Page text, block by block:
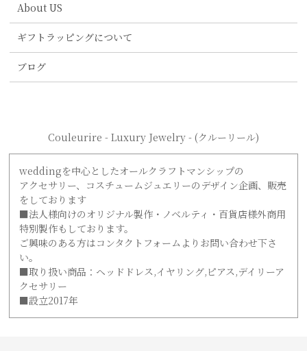
About US
ギフトラッピングについて
ブログ
Couleurire - Luxury Jewelry - (クルーリール)
weddingを中心としたオールクラフトマンシップの
アクセサリー、コスチュームジュエリーのデザイン企画、販売
をしております
■法人様向けのオリジナル製作・ノベルティ・百貨店様外商用
特別製作もしております。
ご興味のある方はコンタクトフォームよりお問い合わせ下さ
い。
■取り扱い商品：ヘッドドレス,イヤリング,ピアス,デイリーア
クセサリー
■設立2017年